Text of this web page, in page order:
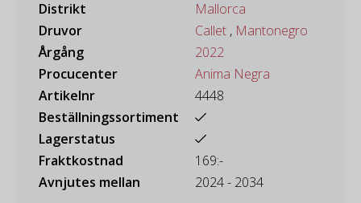
Distrikt
Mallorca
Druvor
Callet , Mantonegro
Årgång
2022
Procucenter
Anima Negra
Artikelnr
4448
Beställningssortiment
Lagerstatus
Fraktkostnad
169:-
Avnjutes mellan
2024 - 2034